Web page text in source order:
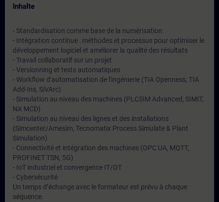
Inhalte
- Standardisation comme base de la numérisation
- Intégration continue : méthodes et processus pour optimiser le
développement logiciel et améliorer la qualité des résultats
- Travail collaboratif sur un projet
- Versionning et tests automatiques
- Workflow d'automatisation de l'ingénierie (TIA Openness, TIA
Add-Ins, SiVArc)
- Simulation au niveau des machines (PLCSIM Advanced, SIMIT,
NX MCD)
- Simulation au niveau des lignes et des installations
(Simcenter/Amesim, Tecnomatix Process Simulate & Plant
Simulation)
- Connectivité et intégration des machines (OPC UA, MQTT,
PROFINET TSN, 5G)
- IoT industriel et convergence IT/OT
- Cybersécurité
Un temps d’échange avec le formateur est prévu à chaque
séquence.